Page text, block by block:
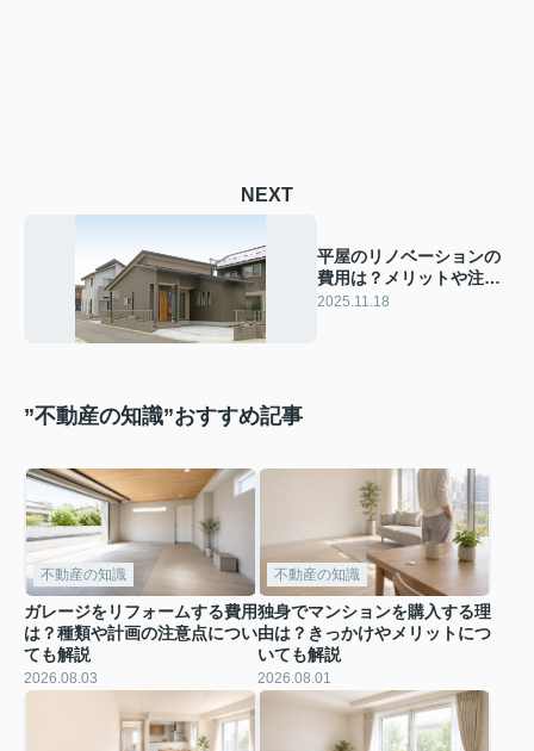
NEXT
平屋のリノベーションの
費用は？メリットや注意
点についても解説
2025.11.18
”不動産の知識”おすすめ記事
不動産の知識
ガレージをリフォームする費用
は？種類や計画の注意点につい
ても解説
2026.08.03
不動産の知識
独身でマンションを購入する理
由は？きっかけやメリットにつ
いても解説
2026.08.01